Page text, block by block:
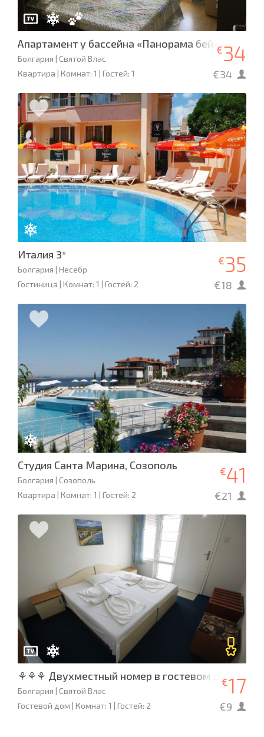
Апартамент у бассейна «Панорама бей» 2
Болгария | Святой Влас
Квартира | Комнат: 1 | Гостей: 1
€34
€34
Италия 3*
Болгария | Несебр
Гостиница | Комнат: 1 | Гостей: 2
€35
€18
Студия Санта Марина, Созополь
Болгария | Созополь
Квартира | Комнат: 1 | Гостей: 2
€41
€21
⚘⚘⚘ Двухместный номер в гостевом доме
Болгария | Святой Влас
Гостевой дом | Комнат: 1 | Гостей: 2
€17
€9